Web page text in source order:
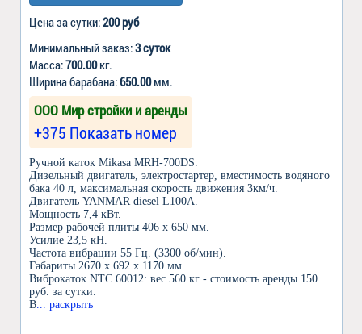
Цена за сутки:200 руб
Минимальный заказ:3 суток
Масса:700.00кг.
Ширина барабана:650.00мм.
ООО Мир стройки и аренды
+375 Показать номер
Ручной каток Mikasa MRH-700DS.
Дизельный двигатель, электростартер, вместимость водяного
бака 40 л, максимальная скорость движения 3км/ч.
Двигатель YANMAR diesel L100A.
Мощность 7,4 кВт.
Размер рабочей плиты 406 х 650 мм.
Усилие 23,5 кН.
Частота вибрации 55 Гц. (3300 об/мин).
Габариты 2670 х 692 х 1170 мм.
Виброкаток NTC 60012: вес 560 кг - стоимость аренды 150
руб. за сутки.
В ... раскрыть